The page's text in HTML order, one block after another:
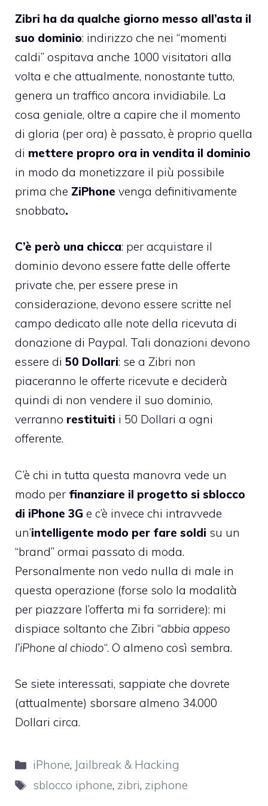
Zibri ha da qualche giorno messo all’asta il
suo dominio: indirizzo che nei “momenti
caldi” ospitava anche 1000 visitatori alla
volta e che attualmente, nonostante tutto,
genera un traffico ancora invidiabile. La
cosa geniale, oltre a capire che il momento
di gloria (per ora) è passato, è proprio quella
di mettere propro ora in vendita il dominio
in modo da monetizzare il più possibile
prima che ZiPhone venga definitivamente
snobbato.
C’è però una chicca: per acquistare il
dominio devono essere fatte delle offerte
private che, per essere prese in
considerazione, devono essere scritte nel
campo dedicato alle note della ricevuta di
donazione di Paypal. Tali donazioni devono
essere di 50 Dollari: se a Zibri non
piaceranno le offerte ricevute e deciderà
quindi di non vendere il suo dominio,
verranno restituiti i 50 Dollari a ogni
offerente.
C’è chi in tutta questa manovra vede un
modo per finanziare il progetto si sblocco
di iPhone 3G e c’è invece chi intravvede
un’intelligente modo per fare soldi su un
“brand” ormai passato di moda.
Personalmente non vedo nulla di male in
questa operazione (forse solo la modalità
per piazzare l’offerta mi fa sorridere): mi
dispiace soltanto che Zibri “abbia appeso
l’iPhone al chiodo“. O almeno così sembra.
Se siete interessati, sappiate che dovrete
(attualmente) sborsare almeno 34.000
Dollari circa.
Categorie
iPhone, Jailbreak & Hacking
Tag
sblocco iphone, zibri, ziphone